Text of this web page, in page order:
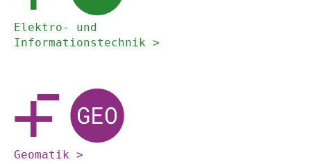
Elektro- und
Informationstechnik >
Geomatik >